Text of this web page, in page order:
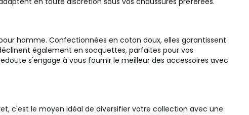
homme. Confectionnées en coton doux, elles garantissent
également en socquettes, parfaites pour vos
s'engage à vous fournir le meilleur des accessoires avec
c'est le moyen idéal de diversifier votre collection avec une